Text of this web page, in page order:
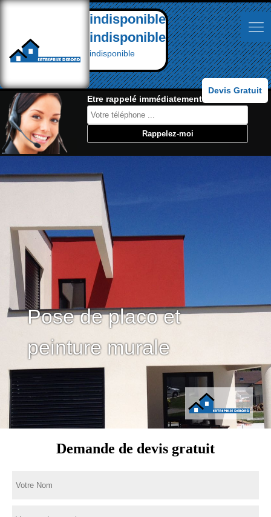
indisponible
indisponible
indisponible
Devis Gratuit
Etre rappelé immédiatement:
Pose de placo et
peinture murale
Demande de devis gratuit